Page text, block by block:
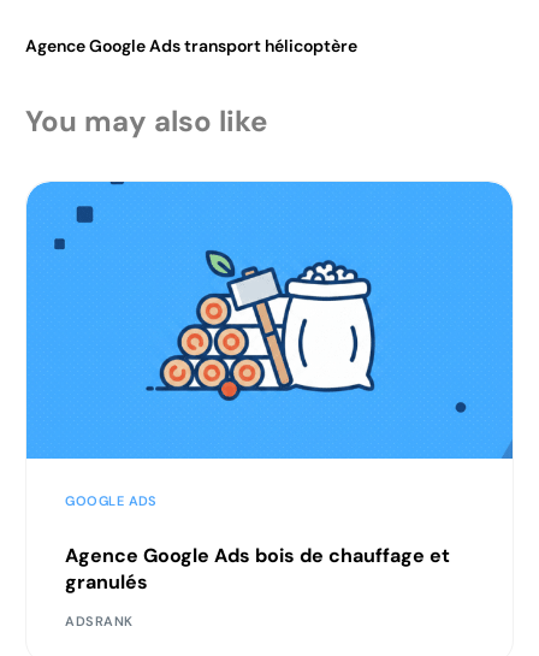
Agence Google Ads transport hélicoptère
You may also like
GOOGLE ADS
Agence Google Ads bois de chauffage et
granulés
ADSRANK